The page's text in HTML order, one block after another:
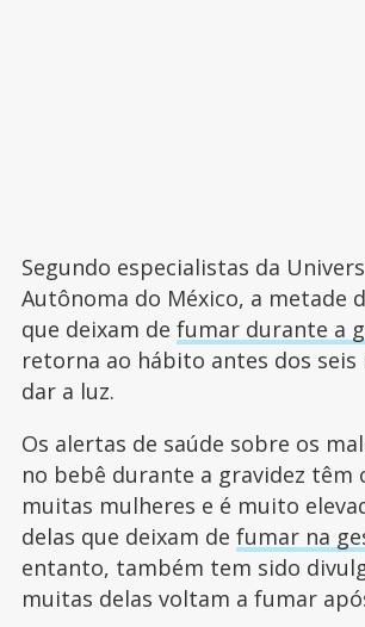
Segundo especialistas da
Autônoma do México, a metade
que deixam de fumar durante a
retorna ao hábito antes dos seis
dar a luz.
Os alertas de saúde sobre os
no bebê durante a gravidez têm
muitas mulheres e é muito
delas que deixam de fumar na
entanto, também tem sido
muitas delas voltam a fumar